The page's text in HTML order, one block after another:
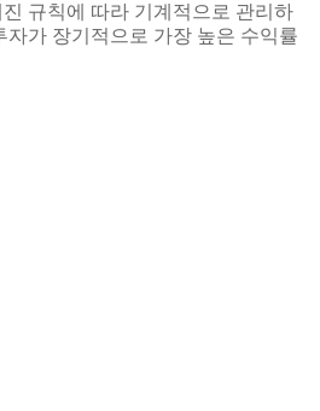
규칙에 따라 기계적으로 관리하
자가 장기적으로 가장 높은 수익률